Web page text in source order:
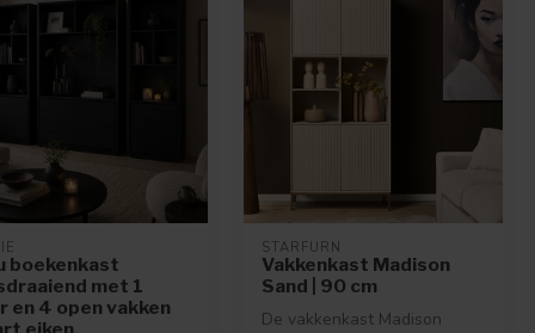
boekenkast
met 1
en 4 open vakken
STARFURN
Vakkenkast Madison
Sand | 90 cm
De vakkenkast Madison